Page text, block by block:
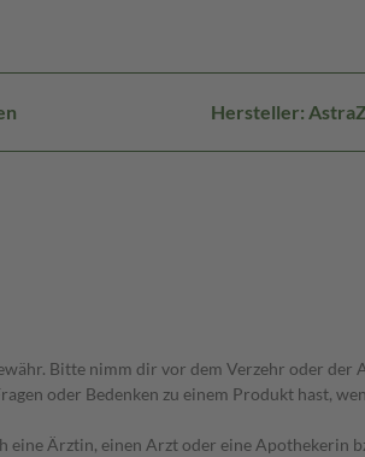
Hersteller:
Bitte nimm dir vor dem Verzehr oder
oder Bedenken zu einem Produkt hast,
Ärztin, einen Arzt oder eine Apothekerin